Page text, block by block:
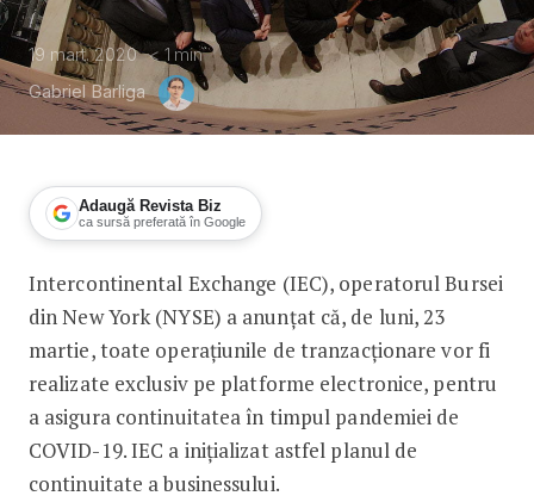
19 mart. 2020 < 1 min
Gabriel Barliga
Adaugă Revista Biz
ca sursă preferată în Google
BizRemote: Bursa din New York
Intercontinental Exchange (IEC), operatorul Bursei
din New York (NYSE) a anunțat că, de luni, 23
martie, toate operațiunile de tranzacționare vor fi
realizate exclusiv pe platforme electronice, pentru
a asigura continuitatea în timpul pandemiei de
COVID-19. IEC a inițializat astfel planul de
continuitate a businessului.